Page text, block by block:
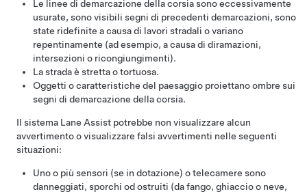
Le linee di demarcazione della corsia sono eccessivamente
usurate, sono visibili segni di precedenti demarcazioni, sono
state ridefinite a causa di lavori stradali o variano
repentinamente (ad esempio, a causa di diramazioni,
intersezioni o ricongiungimenti).
La strada è stretta o tortuosa.
Oggetti o caratteristiche del paesaggio proiettano ombre sui
segni di demarcazione della corsia.
Il sistema Lane Assist potrebbe non visualizzare alcun
avvertimento o visualizzare falsi avvertimenti nelle seguenti
situazioni:
Uno o più sensori (se in dotazione) otelecamere sono
danneggiati, sporchi od ostruiti (da fango, ghiaccio o neve,